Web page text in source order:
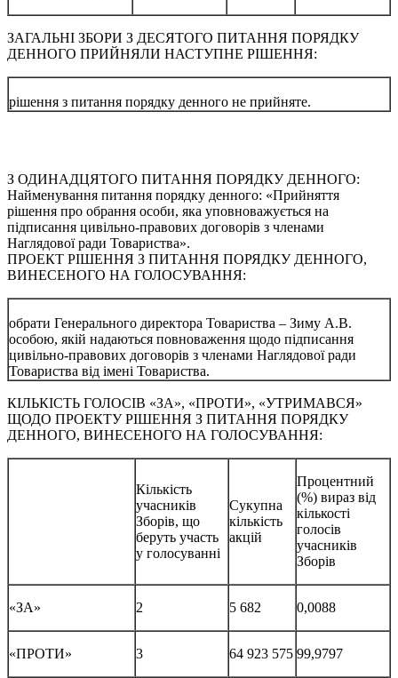
ЗАГАЛЬНІ ЗБОРИ З ДЕСЯТОГО ПИТАННЯ ПОРЯДКУ
ДЕННОГО ПРИЙНЯЛИ НАСТУПНЕ РІШЕННЯ:
рішення з питання порядку денного не прийняте.
З ОДИНАДЦЯТОГО ПИТАННЯ ПОРЯДКУ ДЕННОГО:
Найменування питання порядку денного: «Прийняття
рішення про обрання особи, яка уповноважується на
підписання цивільно-правових договорів з членами
Наглядової ради Товариства».
ПРОЕКТ РІШЕННЯ З ПИТАННЯ ПОРЯДКУ ДЕННОГО,
ВИНЕСЕНОГО НА ГОЛОСУВАННЯ:
обрати Генерального директора Товариства – Зиму А.В.
особою, якій надаються повноваження щодо підписання
цивільно-правових договорів з членами Наглядової ради
Товариства від імені Товариства.
КІЛЬКІСТЬ ГОЛОСІВ «ЗА», «ПРОТИ», «УТРИМАВСЯ»
ЩОДО ПРОЕКТУ РІШЕННЯ З ПИТАННЯ ПОРЯДКУ
ДЕННОГО, ВИНЕСЕНОГО НА ГОЛОСУВАННЯ:
Кількість
учасників
Зборів, що
беруть участь
у голосуванні
Сукупна
кількість
акцій
Процентний
(%) вираз від
кількості
голосів
учасників
Зборів
«ЗА» 2 5 682 0,0088
«ПРОТИ» 3 64 923 575 99,9797